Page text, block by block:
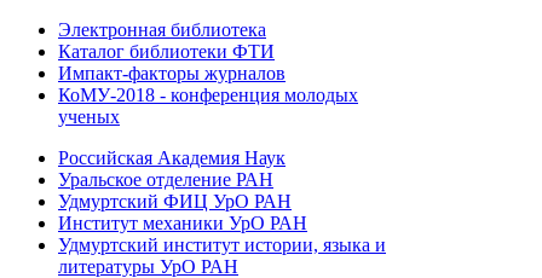
Электронная библиотека
Каталог библиотеки ФТИ
Импакт-факторы журналов
КоМУ-2018 - конференция молодых
ученых
Российская Академия Наук
Уральское отделение РАН
Удмуртский ФИЦ УрО РАН
Институт механики УрО РАН
Удмуртский институт истории, языка и
литературы УрО РАН